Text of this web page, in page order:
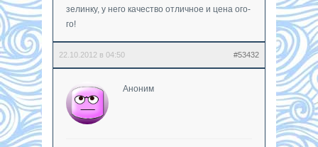
зелинку, у него качество отличное и цена ого-
го!
22.10.2012 в 04:50 #53432
Аноним